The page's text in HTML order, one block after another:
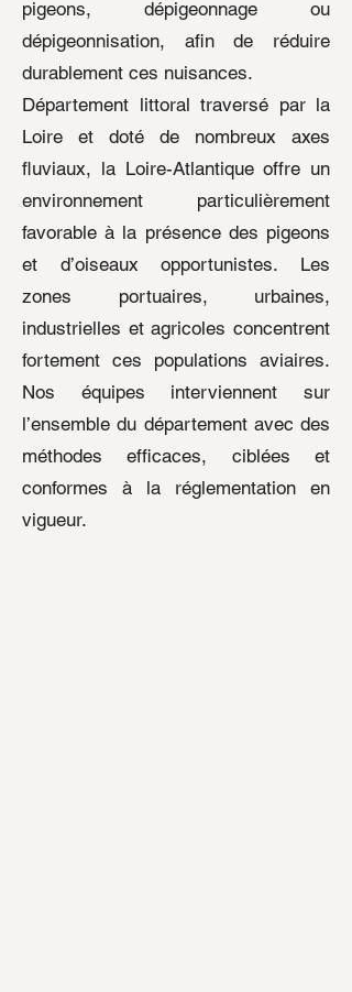
pigeons, dépigeonnage ou
dépigeonnisation, afin de réduire
durablement ces nuisances.
Département littoral traversé par la
Loire et doté de nombreux axes
fluviaux, la Loire-Atlantique offre un
environnement particulièrement
favorable à la présence des pigeons
et d’oiseaux opportunistes. Les
zones portuaires, urbaines,
industrielles et agricoles concentrent
fortement ces populations aviaires.
Nos équipes interviennent sur
l’ensemble du département avec des
méthodes efficaces, ciblées et
conformes à la réglementation en
vigueur.